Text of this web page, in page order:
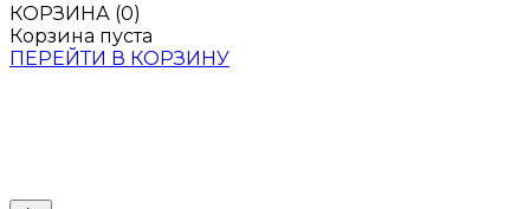
КОРЗИНА (0)
Корзина пуста
ПЕРЕЙТИ В КОРЗИНУ